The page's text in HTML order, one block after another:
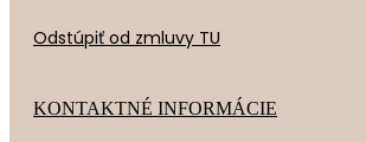
Odstúpiť od zmluvy TU
KONTAKTNÉ INFORMÁCIE